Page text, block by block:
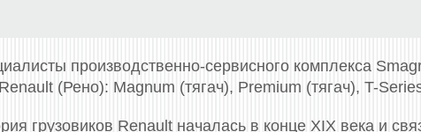
производственно-сервисного комплекса
(Рено): Magnum (тягач), Premium (тягач), T-
грузовиков Renault началась в конце XIX века и